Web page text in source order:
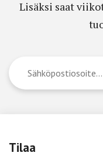
Lisäksi saat
Tilaa